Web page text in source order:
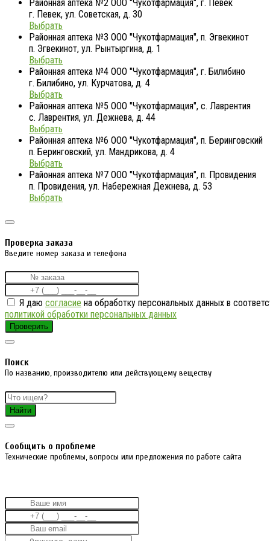
Районная аптека №2 ООО "Чукотфармация", г. Певек
г. Певек, ул. Советская, д. 30
Выбрать
Районная аптека №3 ООО "Чукотфармация", п. Эгвекинот
п. Эгвекинот, ул. Рынтыргина, д. 1
Выбрать
Районная аптека №4 ООО "Чукотфармация", г. Билибино
г. Билибино, ул. Курчатова, д. 4
Выбрать
Районная аптека №5 ООО "Чукотфармация", с. Лаврентия
с. Лаврентия, ул. Дежнева, д. 44
Выбрать
Районная аптека №6 ООО "Чукотфармация", п. Беринговский
п. Беринговский, ул. Мандрикова, д. 4
Выбрать
Районная аптека №7 ООО "Чукотфармация", п. Провидения
п. Провидения, ул. Набережная Дежнева, д. 53
Выбрать
Проверка заказа
Введите номер заказа и телефона
Я даю согласие на обработку персональных данных в
политикой обработки персональных данных
Проверить
Поиск
По названию, производителю или действующему веществу
Найти
Cообщить о проблеме
Технические проблемы, вопросы или предложения по работе сайта